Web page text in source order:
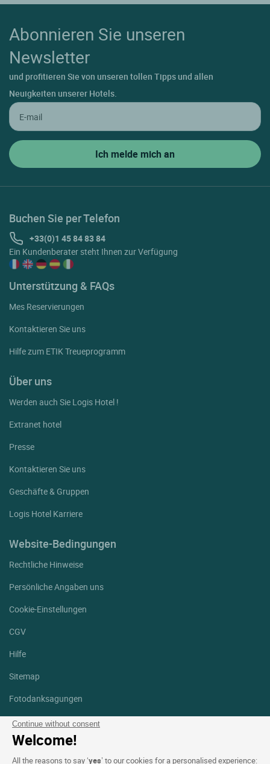
Continue without consent
Welcome!
All the reasons to say ‘yes’ to our cookies for a personalised experience:
Abonnieren Sie unseren
Newsletter
und profitieren Sie von unseren tollen Tipps und allen
Neuigkeiten unserer Hotels.
Buchen Sie per Telefon
+33(0)1 45 84 83 84
Ein Kundenberater steht Ihnen zur Verfügung
Unterstützung & FAQs
Mes Reservierungen
Kontaktieren Sie uns
Hilfe zum ETIK Treueprogramm
Über uns
Werden auch Sie Logis Hotel !
Extranet hotel
Presse
Kontaktieren Sie uns
Geschäfte & Gruppen
Logis Hotel Karriere
Website-Bedingungen
Rechtliche Hinweise
Persönliche Angaben uns
Cookie-Einstellungen
CGV
Hilfe
Sitemap
Fotodanksagungen
Folgen Sie uns
Facebook